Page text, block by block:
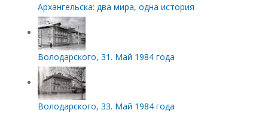
Архангельска: два мира, одна история
Володарского, 31. Май 1984 года
Володарского, 33. Май 1984 года